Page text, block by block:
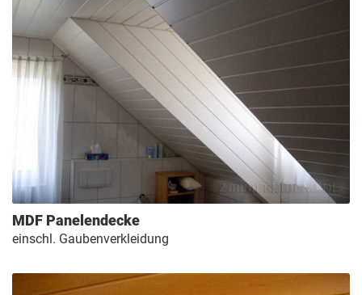
MDF Panelendecke
einschl. Gaubenverkleidung